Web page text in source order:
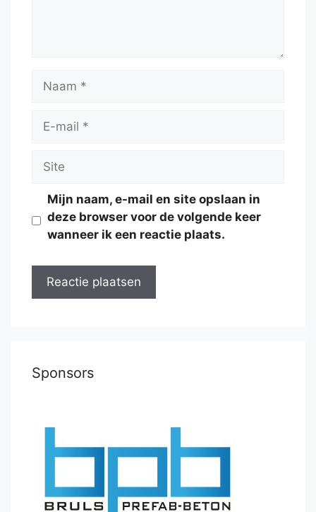
Naam
Site
Mijn naam, e-mail en site opslaan in
deze browser voor de volgende keer
wanneer ik een reactie plaats.
Sponsors